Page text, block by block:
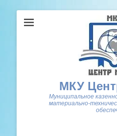
МКУ
Муниципальное
материально-